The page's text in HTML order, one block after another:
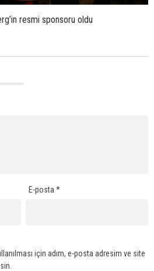
resmi sponsoru oldu
E-posta*
için adım, e-posta adresim ve site